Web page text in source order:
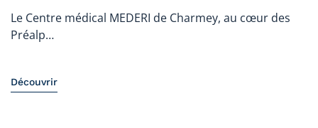
Le Centre médical MEDERI de Charmey, au cœur des
Préalp…
Découvrir